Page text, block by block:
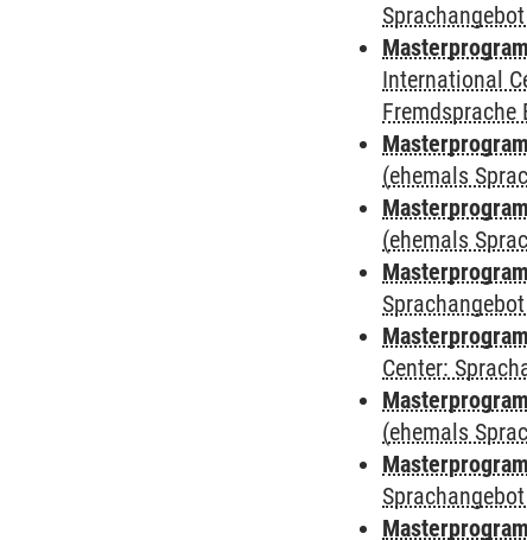
International
Fremdsprache
(ehemals
(ehemals
Center:
(ehemals